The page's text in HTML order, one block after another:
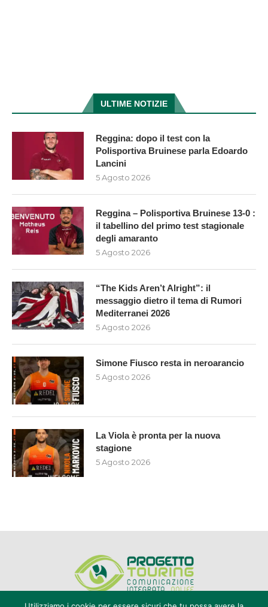
ULTIME NOTIZIE
Reggina: dopo il test con la
Polisportiva Bruinese parla Edoardo
Lancini
5 Agosto 2026
Reggina – Polisportiva Bruinese 13-0 :
il tabellino del primo test stagionale
degli amaranto
5 Agosto 2026
“The Kids Aren’t Alright”: il
messaggio dietro il tema di Rumori
Mediterranei 2026
5 Agosto 2026
Simone Fiusco resta in neroarancio
5 Agosto 2026
La Viola è pronta per la nuova
stagione
5 Agosto 2026